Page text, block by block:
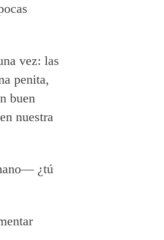
vez: las
penita,
buen
nuestra
¿tú